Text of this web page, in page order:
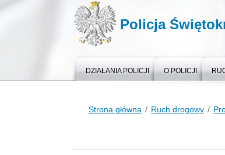
Policja
DZIAŁANIA POLICJI O POLICJI
Strona główna Ruch drogowy